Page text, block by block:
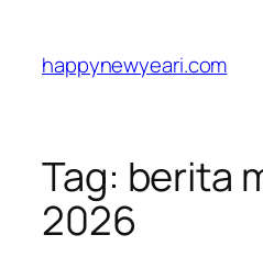
content
happynewyeari.com
Tag: berita
2026